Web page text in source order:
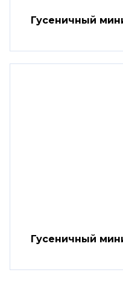
Гусеничный
Гусеничный